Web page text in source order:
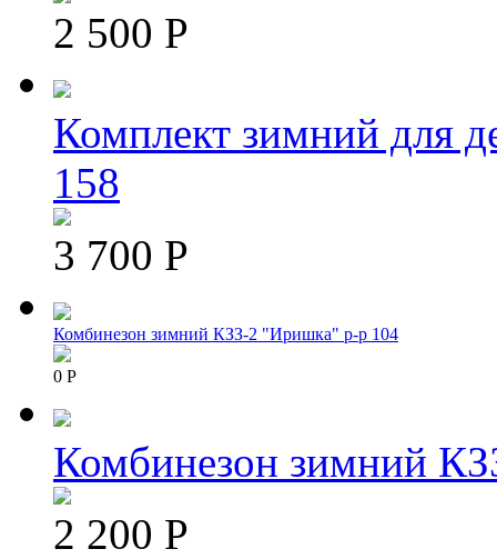
2 500 Р
Комплект зимний для
158
3 700 Р
Комбинезон зимний КЗЗ-2 "Иришка" р-р 104
0 Р
Комбинезон зимний
2 200 Р